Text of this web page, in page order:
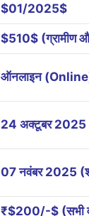
$01/2025$
$510$ (ग्रामीण
ऑनलाइन
24 अक्टूबर 2025
07 नवंबर 2025
₹$200/-$ (सभी